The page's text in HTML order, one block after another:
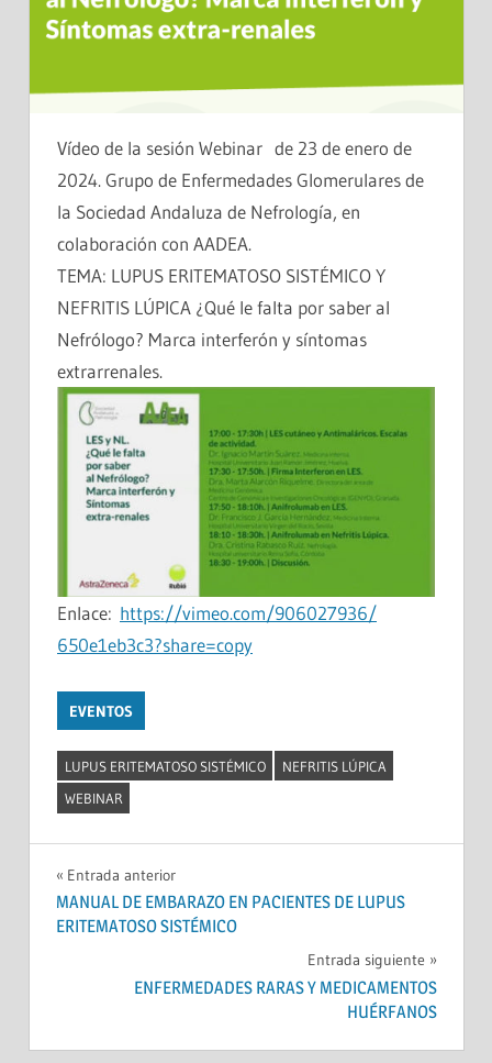
Vídeo de la sesión Webinar de 23 de enero de
2024. Grupo de Enfermedades Glomerulares de
la Sociedad Andaluza de Nefrología, en
colaboración con AADEA.
TEMA: LUPUS ERITEMATOSO SISTÉMICO Y
NEFRITIS LÚPICA ¿Qué le falta por saber al
Nefrólogo? Marca interferón y síntomas
extrarrenales.
Enlace: https://vimeo.com/906027936/
650e1eb3c3?share=copy
EVENTOS
LUPUS ERITEMATOSO SISTÉMICO
NEFRITIS LÚPICA
WEBINAR
Navegación
de
Entrada anterior
MANUAL DE EMBARAZO EN PACIENTES DE LUPUS
ERITEMATOSO SISTÉMICO
Entrada siguiente
ENFERMEDADES RARAS Y MEDICAMENTOS
HUÉRFANOS